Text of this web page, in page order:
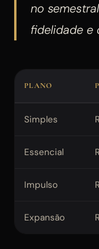
no
fidelidade e
PLANO
Simples
Essencial
Impulso
Expansão